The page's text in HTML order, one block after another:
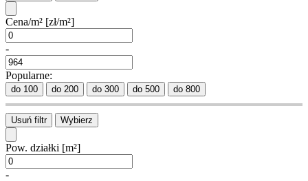
Cena/m² [zł/m²]
-
Popularne:
do 100 do 200 do 300 do 500 do 800
Usuń filtr Wybierz
Pow. działki [m²]
-